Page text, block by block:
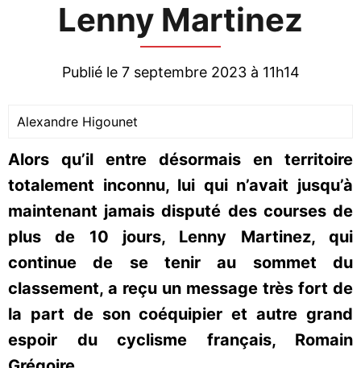
Lenny Martinez
Publié le 7 septembre 2023 à 11h14
Alexandre Higounet
Alors qu’il entre désormais en territoire
totalement inconnu, lui qui n’avait jusqu’à
maintenant jamais disputé des courses de
plus de 10 jours, Lenny Martinez, qui
continue de se tenir au sommet du
classement, a reçu un message très fort de
la part de son coéquipier et autre grand
espoir du cyclisme français, Romain